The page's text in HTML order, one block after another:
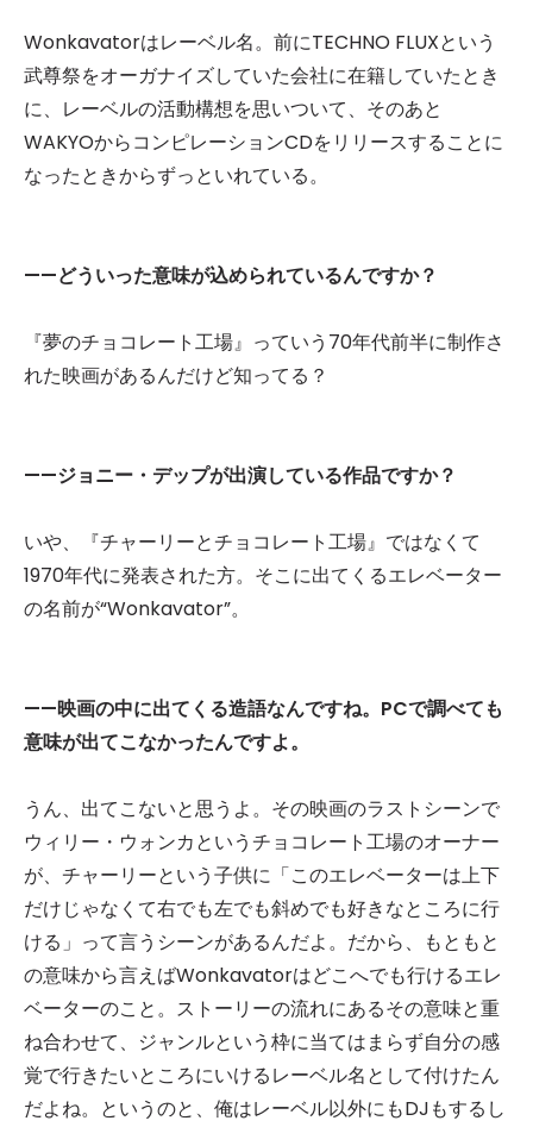
Wonkavatorはレーベル名。前にTECHNO FLUXという
武尊祭をオーガナイズしていた会社に在籍していたとき
に、レーベルの活動構想を思いついて、そのあと
WAKYOからコンピレーションCDをリリースすることに
なったときからずっといれている。
——どういった意味が込められているんですか？
『夢のチョコレート工場』っていう70年代前半に制作さ
れた映画があるんだけど知ってる？
——ジョニー・デップが出演している作品ですか？
いや、『チャーリーとチョコレート工場』ではなくて
1970年代に発表された方。そこに出てくるエレベーター
の名前が“Wonkavator”。
——映画の中に出てくる造語なんですね。PCで調べても
意味が出てこなかったんですよ。
うん、出てこないと思うよ。その映画のラストシーンで
ウィリー・ウォンカというチョコレート工場のオーナー
が、チャーリーという子供に「このエレベーターは上下
だけじゃなくて右でも左でも斜めでも好きなところに行
ける」って言うシーンがあるんだよ。だから、もともと
の意味から言えばWonkavatorはどこへでも行けるエレ
ベーターのこと。ストーリーの流れにあるその意味と重
ね合わせて、ジャンルという枠に当てはまらず自分の感
覚で行きたいところにいけるレーベル名として付けたん
だよね。というのと、俺はレーベル以外にもDJもするし